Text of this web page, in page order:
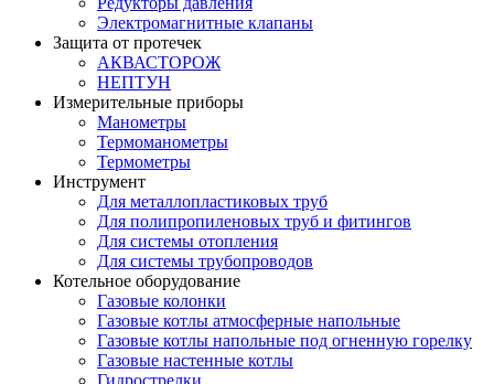
Электромагнитные клапаны
Защита от протечек
АКВАСТОРОЖ
НЕПТУН
Измерительные приборы
Манометры
Термоманометры
Термометры
Инструмент
Для металлопластиковых труб
Для полипропиленовых труб и фитингов
Для системы отопления
Для системы трубопроводов
Котельное оборудование
Газовые колонки
Газовые котлы атмосферные напольные
Газовые котлы напольные под огненную горелку
Газовые настенные котлы
Гидрострелки